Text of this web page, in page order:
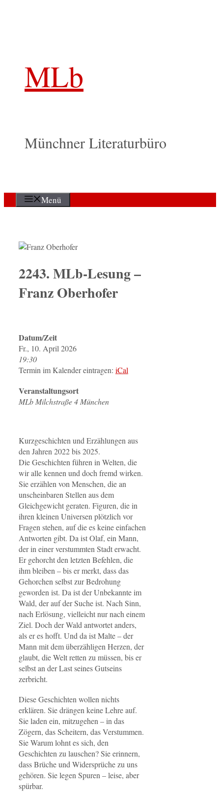
MLb
Münchner Literaturbüro
Menü
2243. MLb-Lesung –
Franz Oberhofer
Datum/Zeit
Fr., 10. April 2026
19:30
Termin im Kalender eintragen: iCal
Veranstaltungsort
MLb Milchstraße 4 München
Kurzgeschichten und Erzählungen aus
den Jahren 2022 bis 2025.
Die Geschichten führen in Welten, die
wir alle kennen und doch fremd wirken.
Sie erzählen von Menschen, die an
unscheinbaren Stellen aus dem
Gleichgewicht geraten. Figuren, die in
ihren kleinen Universen plötzlich vor
Fragen stehen, auf die es keine einfachen
Antworten gibt. Da ist Olaf, ein Mann,
der in einer verstummten Stadt erwacht.
Er gehorcht den letzten Befehlen, die
ihm bleiben – bis er merkt, dass das
Gehorchen selbst zur Bedrohung
geworden ist. Da ist der Unbekannte im
Wald, der auf der Suche ist. Nach Sinn,
nach Erlösung, vielleicht nur nach einem
Ziel. Doch der Wald antwortet anders,
als er es hofft. Und da ist Malte – der
Mann mit dem überzähligen Herzen, der
glaubt, die Welt retten zu müssen, bis er
selbst an der Last seines Gutseins
zerbricht.
Diese Geschichten wollen nichts
erklären. Sie drängen keine Lehre auf.
Sie laden ein, mitzugehen – in das
Zögern, das Scheitern, das Verstummen.
Sie Warum lohnt es sich, den
Geschichten zu lauschen? Sie erinnern,
dass Brüche und Widersprüche zu uns
gehören. Sie legen Spuren – leise, aber
spürbar.